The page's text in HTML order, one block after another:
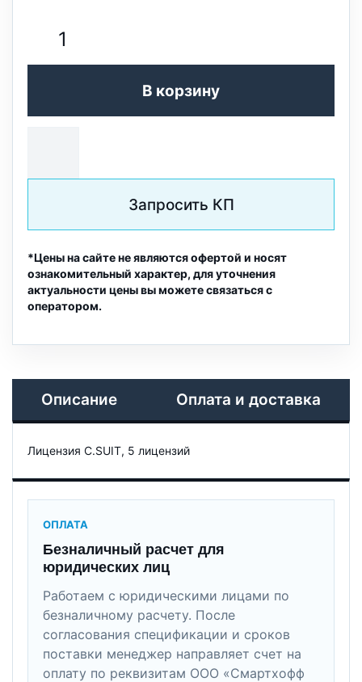
В корзину
Запросить КП
*Цены на сайте не являются офертой и носят
ознакомительный характер, для уточнения
актуальности цены вы можете связаться с
оператором.
Описание Оплата и доставка
Лицензия C.SUIT, 5 лицензий
ОПЛАТА
Безналичный расчет для
юридических лиц
Работаем с юридическими лицами по
безналичному расчету. После
согласования спецификации и сроков
поставки менеджер направляет счет на
оплату по реквизитам ООО «Смартхофф